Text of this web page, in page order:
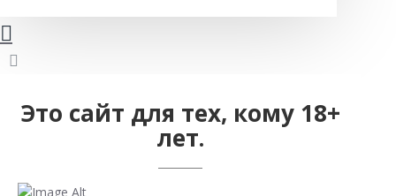
Это сайт для тех, кому 18+
лет.